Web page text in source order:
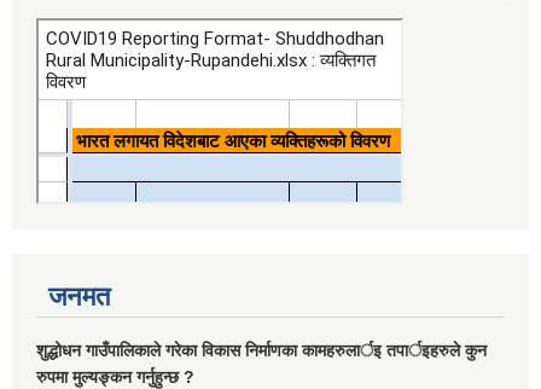
जनमत
शुद्धोधन गाउँपालिकाले गरेका विकास निर्माणका कामहरुलार्इ तपार्इहरुले कुन
रुपमा मुल्यङ्कन गर्नुहुन्छ ?